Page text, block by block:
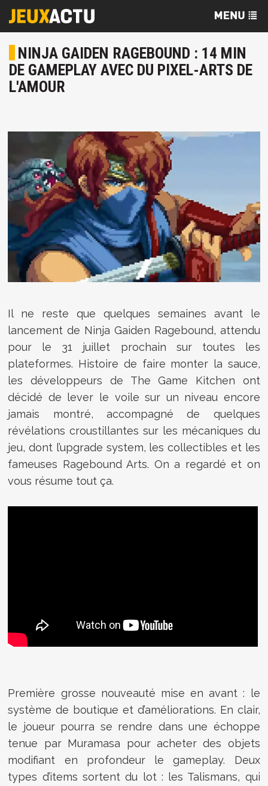
NINJA GAIDEN RAGEBOUND : 14 MIN
DE GAMEPLAY AVEC DU PIXEL-ARTS DE
L'AMOUR
Il ne reste que quelques semaines avant le
lancement de Ninja Gaiden Ragebound, attendu
pour le 31 juillet prochain sur toutes les
plateformes. Histoire de faire monter la sauce,
les développeurs de The Game Kitchen ont
décidé de lever le voile sur un niveau encore
jamais montré, accompagné de quelques
révélations croustillantes sur les mécaniques du
jeu, dont l’upgrade system, les collectibles et les
fameuses Ragebound Arts. On a regardé et on
vous résume tout ça.
Première grosse nouveauté mise en avant : le
système de boutique et d’améliorations. En clair,
le joueur pourra se rendre dans une échoppe
tenue par Muramasa pour acheter des objets
modifiant en profondeur le gameplay. Deux
types d’items sortent du lot : les Talismans, qui